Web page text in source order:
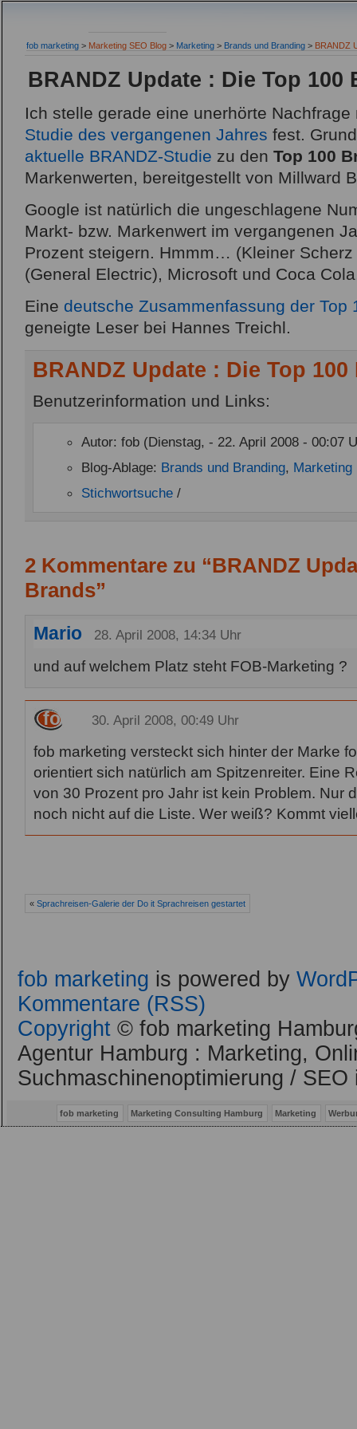
fob marketing > Marketing SEO Blog > Marketing > Brands und Branding > BRANDZ
BRANDZ Update : Die Top 100
Ich stelle gerade eine unerhörte
Studie des vergangenen Jahres fest.
aktuelle BRANDZ-Studie zu den Top 100
Markenwerten, bereitgestellt von Millward
Google ist natürlich die ungeschlagene
Markt- bzw. Markenwert im vergangenen
Prozent steigern. Hmmm… (Kleiner
(General Electric), Microsoft und Coca
Eine deutsche Zusammenfassung der Top
geneigte Leser bei Hannes Treichl.
BRANDZ Update : Die Top
Benutzerinformation und Links:
Autor: fob (Dienstag, - 22. April 2008 - 00:07
Blog-Ablage: Brands und Branding, Marketing
Stichwortsuche /
2 Kommentare zu “BRANDZ
Brands”
Mario 28. April 2008, 14:34 Uhr
und auf welchem Platz steht FOB-Marketing ?
fob 30. April 2008, 00:49 Uhr
fob marketing versteckt sich hinter der Marke
orientiert sich natürlich am Spitzenreiter. Eine
von 30 Prozent pro Jahr ist kein Problem. Nur
noch nicht auf die Liste. Wer weiß? Kommt
« Sprachreisen-Galerie der Do it Sprachreisen gestartet
fob marketing is powered by
Kommentare (RSS)
Copyright © fob marketing
Agentur Hamburg : Marketing,
Suchmaschinenoptimierung / SEO
fob marketing Marketing Consulting Hamburg Marketing